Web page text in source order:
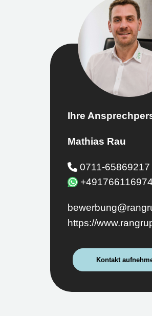
Ihre
Mathias Rau
0711-65869217
https://
Kontakt